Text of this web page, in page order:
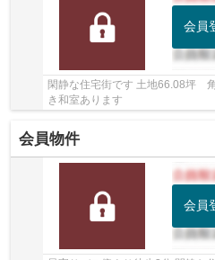
会員
閑静な住宅街です 土地66.08坪
き和室あります
会員物件
会員